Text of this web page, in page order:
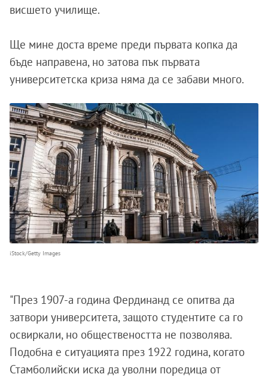
висшето училище.
Ще мине доста време преди първата копка да
бъде направена, но затова пък първата
университетска криза няма да се забави много.
iStock/Getty Images
"През 1907-а година Фердинанд се опитва да
затвори университета, защото студентите са го
освиркали, но обществеността не позволява.
Подобна е ситуацията през 1922 година, когато
Стамболийски иска да уволни поредица от